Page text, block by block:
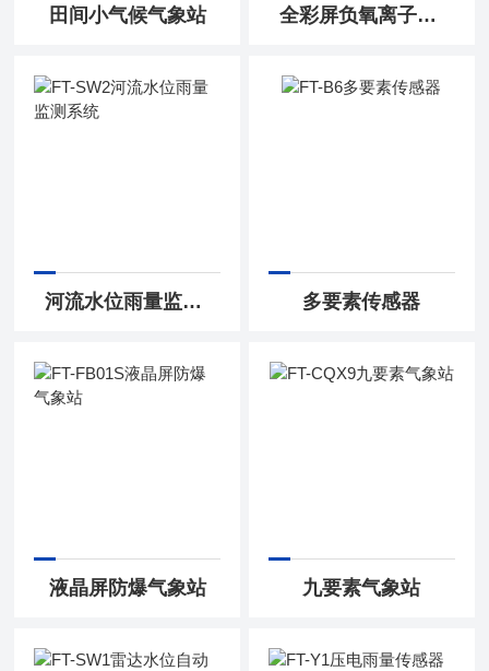
田间小气候气象站 全彩屏负氧离子监测站
河流水位雨量监测系统 多要素传感器
液晶屏防爆气象站 九要素气象站